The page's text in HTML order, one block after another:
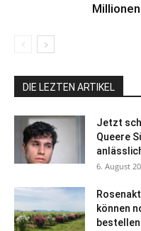
DIE LEZTEN ARTIKEL
Jetzt
Queere
6. August
können
bestellen